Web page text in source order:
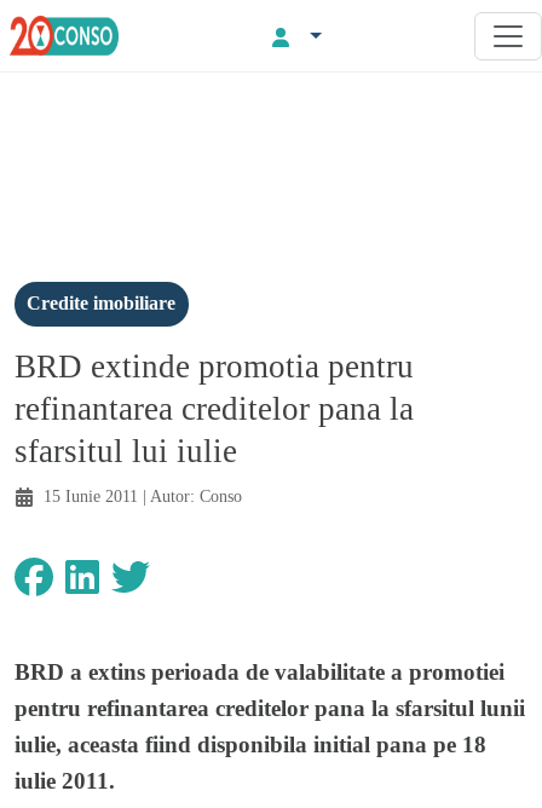
Credite imobiliare
BRD extinde promotia pentru
refinantarea creditelor pana la
sfarsitul lui iulie
15 Iunie 2011 | Autor: Conso
BRD a extins perioada de valabilitate a promotiei
pentru refinantarea creditelor pana la sfarsitul lunii
iulie, aceasta fiind disponibila initial pana pe 18
iulie 2011.